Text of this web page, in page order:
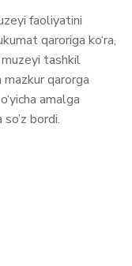
faoliyatini
qaroriga ko‘ra,
tashkil
qarorga
amalga
bordi.